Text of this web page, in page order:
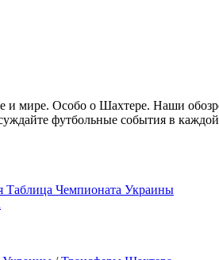
и мире. Особо о Шахтере. Наши
футбольные события в
Таблица Чемпионата Украины